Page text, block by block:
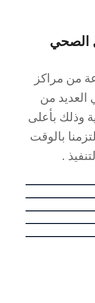
الصحي
من مراكز
العديد من
وذلك بأعلى
بالوقت
.